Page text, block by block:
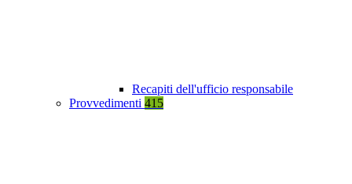
Recapiti dell'ufficio responsabile
Provvedimenti 415